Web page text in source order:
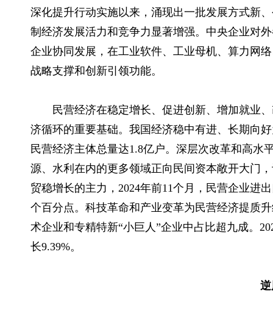
深化提升行动实施以来，涌现出一批发展方式新
制经济发展活力和竞争力显著增强。中央企业对
企业协同发展，在工业软件、 工业母机、算力网
战略支撑和创新引领功能。
民营经济在稳定增长、促进创新、增加就业
济循环的重要基础。我国经济稳中有进、长期向
民营经济主体总量达1.8亿户。深层次改革和高水
源、水利在内的更多领域正向民间资本敞开大门
贸稳增长的主力，2024年前11个月，民营企业进
个百分点。科技革命和产业变革为民营经济提质
术企业和专精特新“小巨人”企业中占比超九成。
长9.39%。